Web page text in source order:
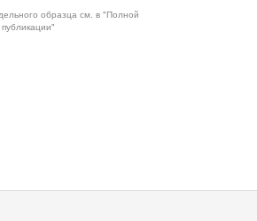
образца см. в "Полной